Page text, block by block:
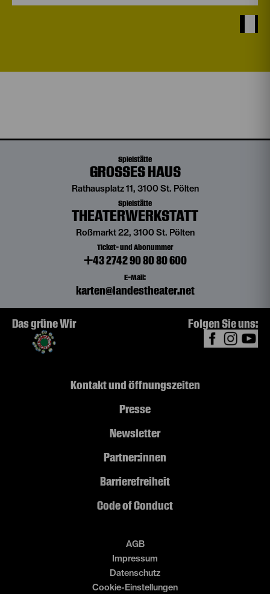
Spielstätte
GROSSES HAUS
Rathausplatz 11, 3100 St. Pölten
Spielstätte
THEATERWERKSTATT
Roßmarkt 22, 3100 St. Pölten
Ticket- und Abonummer
+43 2742 90 80 80 600
E-Mail:
karten@landestheater.net
Das grüne Wir Folgen Sie uns:
Kontakt und Öffnungszeiten
Presse
Newsletter
Partner:innen
Barrierefreiheit
Code of Conduct
AGB
Impressum
Datenschutz
Cookie-Einstellungen